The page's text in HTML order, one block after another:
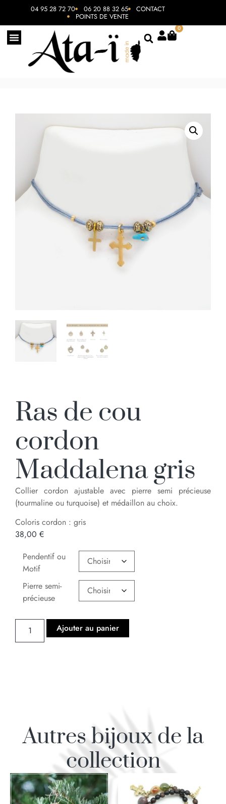
04 95 28 72 70 06 20 88 32 65 CONTACT
POINTS DE VENTE
0
Ras de cou
cordon
Maddalena gris
Collier cordon ajustable avec pierre semi précieuse
(tourmaline ou turquoise) et médaillon au choix.
Coloris cordon : gris
38,00 €
Pendentif ou
Motif
Pierre semi-
précieuse
Ajouter au panier
Autres bijoux de la
collection